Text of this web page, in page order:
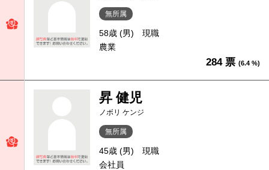
無所属
58歳 (男)
現職
農業
284 票 (6.4 %)
昇 健児
ノボリ ケンジ
無所属
45歳 (男)
現職
会社員